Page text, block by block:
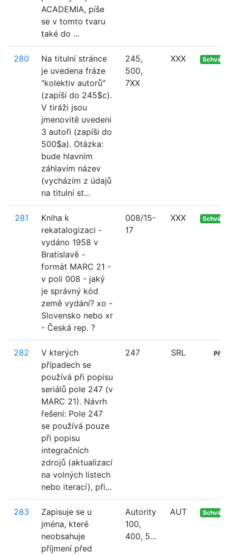
ACADEMIA, píše
se v tomto tvaru
také do ...
280
Na titulní stránce
je uvedena fráze
"kolektiv autorů"
(zapíší do 245$c).
V tiráži jsou
jmenovitě uvedeni
3 autoři (zapíši do
500$a). Otázka:
bude hlavním
záhlavím název
(vycházím z údajů
na titulní st...
245,
500,
7XX
XXX
281
Kniha k
rekatalogizaci -
vydáno 1958 v
Bratislavě -
formát MARC 21 -
v poli 008 - jaký
je správný kód
země vydání? xo -
Slovensko nebo xr
- Česká rep. ?
008/15-
17
XXX
282
V kterých
případech se
používá při popisu
seriálů pole 247 (v
MARC 21). Návrh
řešení: Pole 247
se používá pouze
při popisu
integračních
zdrojů (aktualizací
na volných listech
nebo iterací), při...
247 SRL
283
Zapisuje se u
jména, které
neobsahuje
příjmení před
Autority
100,
400, 5...
AUT